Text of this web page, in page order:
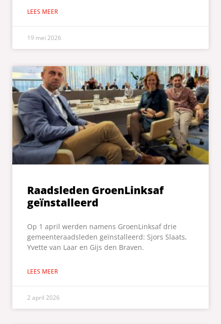
LEES MEER
19 mei 2026
Raadsleden GroenLinksaf
geïnstalleerd
Op 1 april werden namens GroenLinksaf drie
gemeenteraadsleden geïnstalleerd: Sjors Slaats,
Yvette van Laar en Gijs den Braven.
LEES MEER
2 april 2026